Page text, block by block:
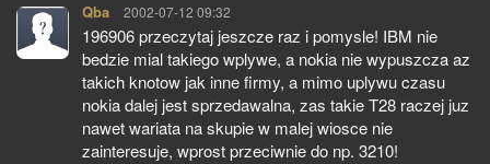
Qba pisze:
2002-07-12 09:32
196906 przeczytaj jeszcze raz i pomysle! IBM nie
bedzie mial takiego wplywe, a nokia nie wypuszcza az
takich knotow jak inne firmy, a mimo uplywu czasu
nokia dalej jest sprzedawalna, zas takie T28 raczej juz
nawet wariata na skupie w malej wiosce nie
zainteresuje, wprost przeciwnie do np. 3210!